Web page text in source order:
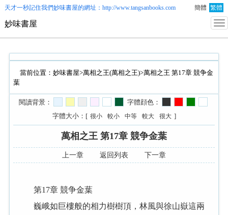
天才一秒記住我們妙味書屋的網址：http://www.tangsanbooks.com 簡體 繁體
妙味書屋
當前位置： 妙味書屋>萬相之王(萬相之王)>萬相之王 第17章 競争金
葉
閱讀背景：
字體顔色：
字體大小：[ 很小 較小 中等 較大 很大 ]
萬相之王 第17章 競争金葉
上一章 返回列表 下一章
第17章 競争金葉
巍峨如巨樓般的相力樹樹頂，林風與徐山嶽這兩